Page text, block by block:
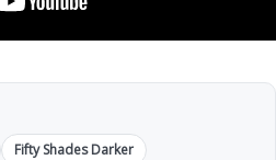
Fifty Shades Darker